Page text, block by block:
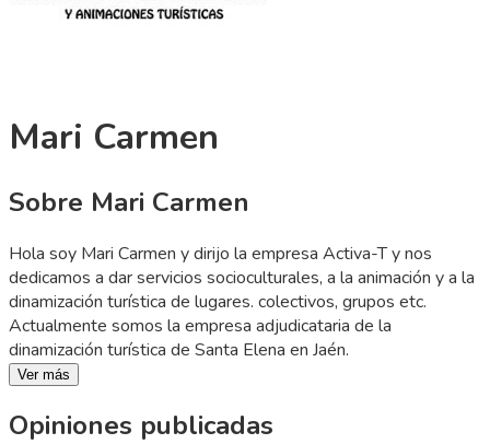
Mari Carmen
Sobre Mari Carmen
Hola soy Mari Carmen y dirijo la empresa Activa-T y nos
dedicamos a dar servicios socioculturales, a la animación y a la
dinamización turística de lugares. colectivos, grupos etc.
Actualmente somos la empresa adjudicataria de la
dinamización turística de Santa Elena en Jaén.
Ver más
Opiniones publicadas